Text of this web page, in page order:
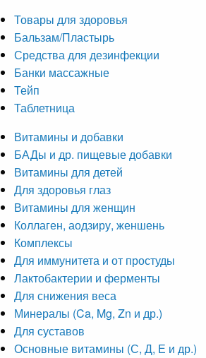
Товары для здоровья
Бальзам/Пластырь
Средства для дезинфекции
Банки массажные
Тейп
Таблетница
Витамины и добавки
БАДы и др. пищевые добавки
Витамины для детей
Для здоровья глаз
Витамины для женщин
Коллаген, аодзиру, женшень
Комплексы
Для иммунитета и от простуды
Лактобактерии и ферменты
Для снижения веса
Минералы (Ca, Mg, Zn и др.)
Для суставов
Основные витамины (С, Д, Е и др.)